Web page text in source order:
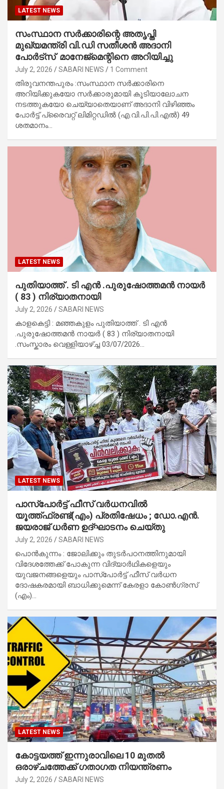
LATEST NEWS
സംസ്ഥാന സര്‍ക്കാരിന്റെ അതൃപ്തി
മുഖ്യമന്ത്രി വി.ഡി സതീശന്‍ അദാനി
പോര്‍ട്‌സ് മാനേജ്‌മെന്റിനെ അറിയിച്ചു
July 2, 2026 SABARI NEWS 1 Comment
തിരുവനന്തപുരം :സംസ്ഥാന സര്‍ക്കാരിനെ
അറിയിക്കുകയോ സര്‍ക്കാരുമായി കൂടിയാലോചന
നടത്തുകയോ ചെയ്യാതെയാണ് അദാനി വിഴിഞ്ഞം
പോര്‍ട്ട് പ്രൈവറ്റ് ലിമിറ്റഡില്‍ (എ.വി.പി.പി.എല്‍) 49
ശതമാനം…
LATEST NEWS
പുതിയാത്ത് . ടി എൻ .പുരുഷോത്തമൻ നായർ
( 83 ) നിര്യാതനായി
July 2, 2026 SABARI NEWS
കാളകെട്ടി : മഞ്ഞകുളം പുതിയാത്ത് . ടി എൻ
.പുരുഷോത്തമൻ നായർ ( 83 ) നിര്യാതനായി
.സംസ്കാരം വെള്ളിയാഴ്ച്ച 03/07/2026…
LATEST NEWS
പാസ്‌പോർട്ട് ഫീസ് വർധനവിൽ
യൂത്ത്ഫ്രണ്ട്(എം) പ്രതിഷേധം ; ഡോ.എൻ.
ജയരാജ് ധർണ ഉദ്ഘാടനം ചെയ്തു
July 2, 2026 SABARI NEWS
പൊൻകുന്നം : ജോലിക്കും തുടർപഠനത്തിനുമായി
വിദേശത്തേക്ക് പോകുന്ന വിദ്യാർഥികളെയും
യുവജനങ്ങളെയും പാസ്‌പോർട്ട് ഫീസ് വർധന
ദോഷകരമായി ബാധിക്കുമെന്ന് കേരളാ കോൺഗ്രസ്
(എം)…
LATEST NEWS
കോട്ടയത്ത് ഇന്നുരാവിലെ 10 മുതല്‍
ഒരാഴ്ചത്തേക്ക് ഗതാഗത നിയന്ത്രണം
July 2, 2026 SABARI NEWS